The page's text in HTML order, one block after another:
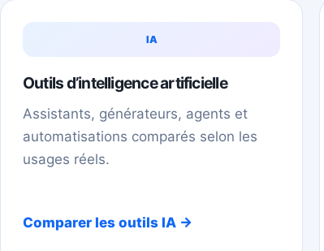
IA
Outils d’intelligence artificielle
Assistants, générateurs, agents et
automatisations comparés selon les
usages réels.
Comparer les outils IA →